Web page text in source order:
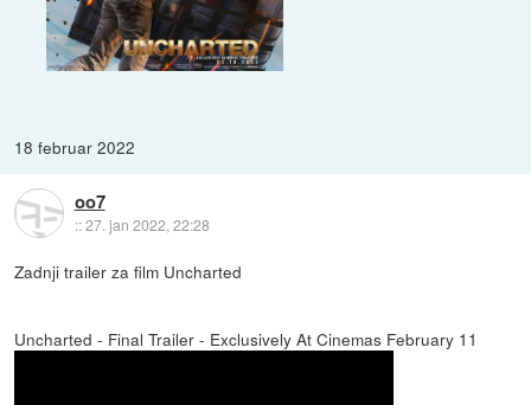
18 februar 2022
oo7
::27. jan 2022, 22:28
Zadnji trailer za film Uncharted
Uncharted - Final Trailer - Exclusively At Cinemas February 11